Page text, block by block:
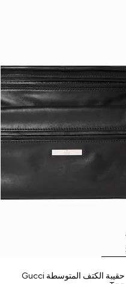
حقيبة الكتف المتوسطة Gucci